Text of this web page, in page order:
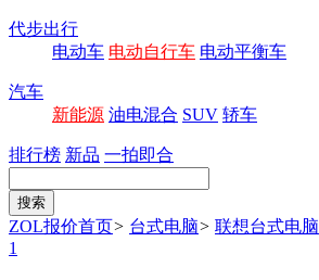
代步出行
电动车 电动自行车 电动平衡车
汽车
新能源 油电混合 SUV 轿车
排行榜 新品 一拍即合
ZOL报价首页> 台式电脑> 联想台式电脑
1